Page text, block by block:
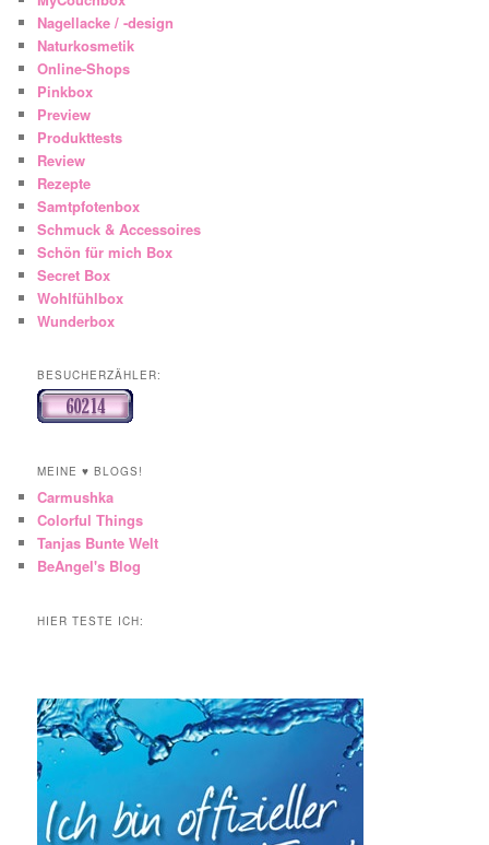
Nagellacke / -design
Naturkosmetik
Online-Shops
Pinkbox
Preview
Produkttests
Review
Rezepte
Samtpfotenbox
Schmuck & Accessoires
Schön für mich Box
Secret Box
Wohlfühlbox
Wunderbox
BESUCHERZÄHLER:
MEINE ♥ BLOGS!
Carmushka
Colorful Things
Tanjas Bunte Welt
BeAngel's Blog
HIER TESTE ICH: